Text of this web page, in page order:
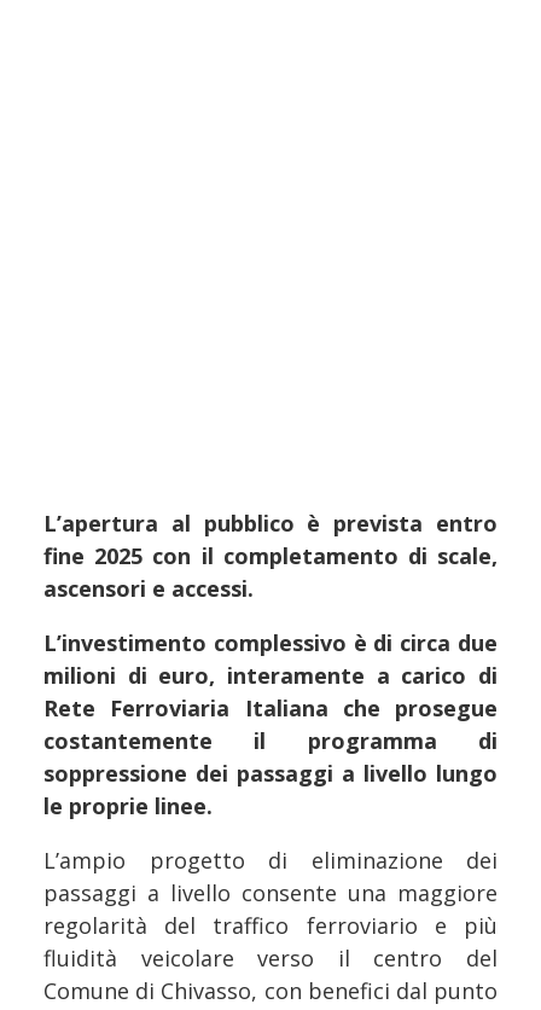
L’apertura al pubblico è prevista entro
fine 2025 con il completamento di scale,
ascensori e accessi.
L’investimento complessivo è di circa due
milioni di euro, interamente a carico di
Rete Ferroviaria Italiana che prosegue
costantemente il programma di
soppressione dei passaggi a livello lungo
le proprie linee.
L’ampio progetto di eliminazione dei
passaggi a livello consente una maggiore
regolarità del traffico ferroviario e più
fluidità veicolare verso il centro del
Comune di Chivasso, con benefici dal punto